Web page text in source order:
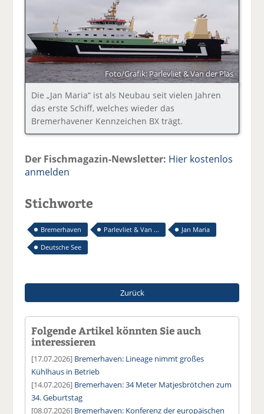
Foto/Grafik: Parlevliet & Van der Plas
Die „Jan Maria“ ist als Neubau seit vielen Jahren
das erste Schiff, welches wieder das
Bremerhavener Kennzeichen BX trägt.
Der Fischmagazin-Newsletter: Hier kostenlos
anmelden
Stichworte
Bremerhaven Parlevliet & Van ...
Jan Maria
Deutsche See
Zurück
Folgende Artikel könnten Sie auch
interessieren
[17.07.2026] Bremerhaven: Lineage nimmt großes
Kühlhaus in Betrieb
[14.07.2026] Bremerhaven: 34 Meter Matjesbrötchen zum
34. Geburtstag
[08.07.2026] Bremerhaven: Konferenz der europäischen